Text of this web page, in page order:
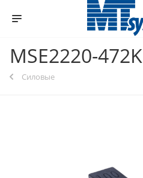
MSE2220-472K
Силовые